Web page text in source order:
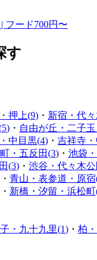
フード700円〜
す
押上(9) ・ 新宿・代
5) ・ 自由が丘・二子
中目黒(4) ・ 吉祥寺
・五反田(3) ・ 池袋
(3) ・ 渋谷・代々木公
・ 青山・表参道・原宿
・ 新橋・汐留・浜松町
・九十九里(1) ・ 柏